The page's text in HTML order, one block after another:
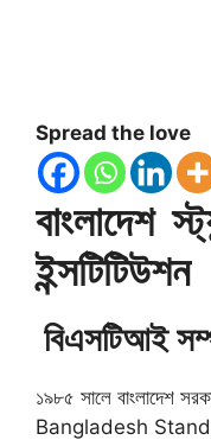
Spread the love
বাংলাদেশ
ইন্সটিটিউশন
বিএসটিআই
১৯৮৫ সালে বাংলাদেশ
Bangladesh